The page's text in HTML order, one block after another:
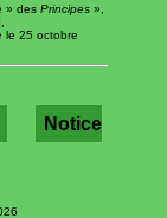
» des Principes »,
le 25 octobre
Notice